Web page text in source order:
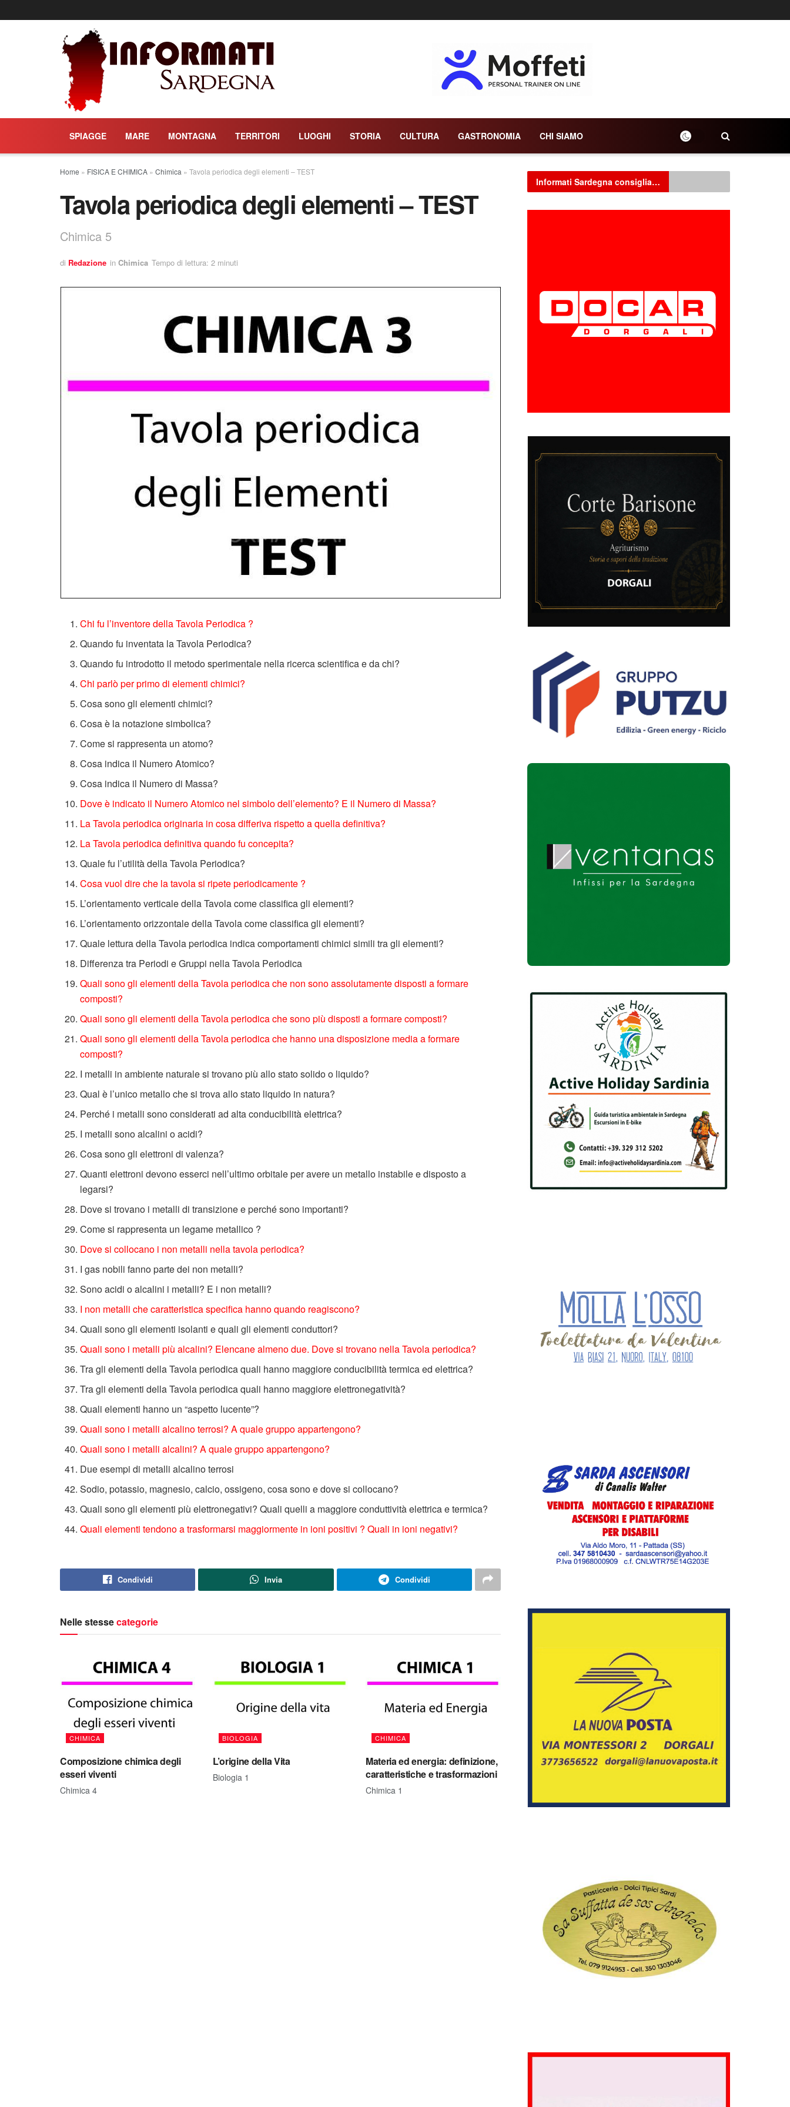
SPIAGGE MARE MONTAGNA TERRITORI LUOGHI STORIA CULTURA GASTRONOMIA CHI SIAMO
Home » FISICA E CHIMICA » Chimica » Tavola periodica degli elementi – TEST
Tavola periodica degli elementi – TEST
Chimica 5
di Redazione in Chimica Tempo di lettura: 2 minuti
Chi fu l’inventore della Tavola Periodica ?
Quando fu inventata la Tavola Periodica?
Quando fu introdotto il metodo sperimentale nella ricerca scientifica e da chi?
Chi parlò per primo di elementi chimici?
Cosa sono gli elementi chimici?
Cosa è la notazione simbolica?
Come si rappresenta un atomo?
Cosa indica il Numero Atomico?
Cosa indica il Numero di Massa?
Dove è indicato il Numero Atomico nel simbolo dell’elemento? E il Numero di Massa?
La Tavola periodica originaria in cosa differiva rispetto a quella definitiva?
La Tavola periodica definitiva quando fu concepita?
Quale fu l’utilità della Tavola Periodica?
Cosa vuol dire che la tavola si ripete periodicamente ?
L’orientamento verticale della Tavola come classifica gli elementi?
L’orientamento orizzontale della Tavola come classifica gli elementi?
Quale lettura della Tavola periodica indica comportamenti chimici simili tra gli elementi?
Differenza tra Periodi e Gruppi nella Tavola Periodica
Quali sono gli elementi della Tavola periodica che non sono assolutamente disposti a formare
composti?
Quali sono gli elementi della Tavola periodica che sono più disposti a formare composti?
Quali sono gli elementi della Tavola periodica che hanno una disposizione media a formare
composti?
I metalli in ambiente naturale si trovano più allo stato solido o liquido?
Qual è l’unico metallo che si trova allo stato liquido in natura?
Perché i metalli sono considerati ad alta conducibilità elettrica?
I metalli sono alcalini o acidi?
Cosa sono gli elettroni di valenza?
Quanti elettroni devono esserci nell’ultimo orbitale per avere un metallo instabile e disposto a
legarsi?
Dove si trovano i metalli di transizione e perché sono importanti?
Come si rappresenta un legame metallico ?
Dove si collocano i non metalli nella tavola periodica?
I gas nobili fanno parte dei non metalli?
Sono acidi o alcalini i metalli? E i non metalli?
I non metalli che caratteristica specifica hanno quando reagiscono?
Quali sono gli elementi isolanti e quali gli elementi conduttori?
Quali sono i metalli più alcalini? Elencane almeno due. Dove si trovano nella Tavola periodica?
Tra gli elementi della Tavola periodica quali hanno maggiore conducibilità termica ed elettrica?
Tra gli elementi della Tavola periodica quali hanno maggiore elettronegatività?
Quali elementi hanno un “aspetto lucente”?
Quali sono i metalli alcalino terrosi? A quale gruppo appartengono?
Quali sono i metalli alcalini? A quale gruppo appartengono?
Due esempi di metalli alcalino terrosi
Sodio, potassio, magnesio, calcio, ossigeno, cosa sono e dove si collocano?
Quali sono gli elementi più elettronegativi? Quali quelli a maggiore conduttività elettrica e termica?
Quali elementi tendono a trasformarsi maggiormente in ioni positivi ? Quali in ioni negativi?
Condividi Invia Condividi
Nelle stessecategorie
CHIMICA
Composizione chimica degli
esseri viventi
Chimica 4
BIOLOGIA
L’origine della Vita
Biologia 1
CHIMICA
Materia ed energia: definizione,
caratteristiche e trasformazioni
Chimica 1
Informati Sardegna consiglia…